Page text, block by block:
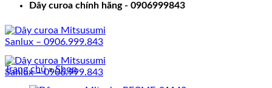
Dây curoa chính hãng - 0906999843
Trang chủ » Shop